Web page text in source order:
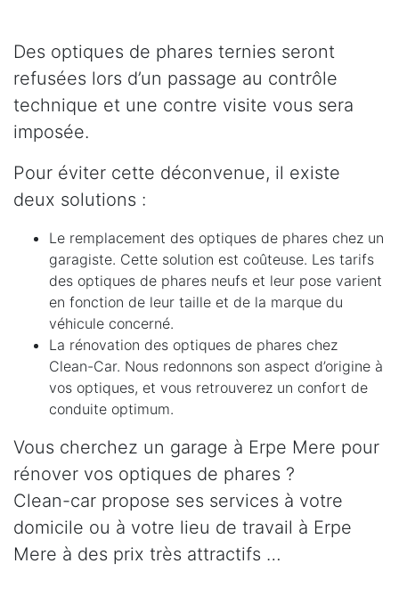
Des optiques de phares ternies seront
refusées lors d’un passage au contrôle
technique et une contre visite vous sera
imposée.
Pour éviter cette déconvenue, il existe
deux solutions :
Le remplacement des optiques de phares chez un
garagiste. Cette solution est coûteuse. Les tarifs
des optiques de phares neufs et leur pose varient
en fonction de leur taille et de la marque du
véhicule concerné.
La rénovation des optiques de phares chez
Clean-Car. Nous redonnons son aspect d’origine à
vos optiques, et vous retrouverez un confort de
conduite optimum.
Vous cherchez un garage à Erpe Mere pour
rénover vos optiques de phares ?
Clean-car propose ses services à votre
domicile ou à votre lieu de travail à Erpe
Mere à des prix très attractifs …